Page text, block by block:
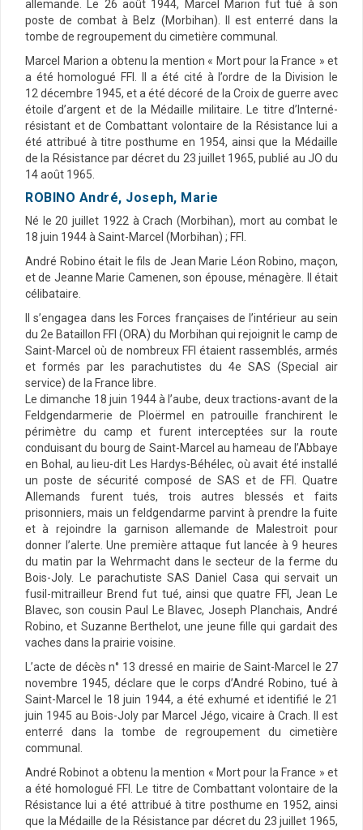
allemande. Le 26 août 1944, Marcel Marion fut tué à son
poste de combat à Belz (Morbihan). Il est enterré dans la
tombe de regroupement du cimetière communal.
Marcel Marion a obtenu la mention « Mort pour la France » et
a été homologué FFI. Il a été cité à l’ordre de la Division le
12 décembre 1945, et a été décoré de la Croix de guerre avec
étoile d’argent et de la Médaille militaire. Le titre d’Interné-
résistant et de Combattant volontaire de la Résistance lui a
été attribué à titre posthume en 1954, ainsi que la Médaille
de la Résistance par décret du 23 juillet 1965, publié au JO du
14 août 1965.
ROBINO André, Joseph, Marie
Né le 20 juillet 1922 à Crach (Morbihan), mort au combat le
18 juin 1944 à Saint-Marcel (Morbihan) ; FFI.
André Robino était le fils de Jean Marie Léon Robino, maçon,
et de Jeanne Marie Camenen, son épouse, ménagère. Il était
célibataire.
Il s’engagea dans les Forces françaises de l’intérieur au sein
du 2e Bataillon FFI (ORA) du Morbihan qui rejoignit le camp de
Saint-Marcel où de nombreux FFI étaient rassemblés, armés
et formés par les parachutistes du 4e SAS (Special air
service) de la France libre.
Le dimanche 18 juin 1944 à l’aube, deux tractions-avant de la
Feldgendarmerie de Ploërmel en patrouille franchirent le
périmètre du camp et furent interceptées sur la route
conduisant du bourg de Saint-Marcel au hameau de l’Abbaye
en Bohal, au lieu-dit Les Hardys-Béhélec, où avait été installé
un poste de sécurité composé de SAS et de FFI. Quatre
Allemands furent tués, trois autres blessés et faits
prisonniers, mais un feldgendarme parvint à prendre la fuite
et à rejoindre la garnison allemande de Malestroit pour
donner l’alerte. Une première attaque fut lancée à 9 heures
du matin par la Wehrmacht dans le secteur de la ferme du
Bois-Joly. Le parachutiste SAS Daniel Casa qui servait un
fusil-mitrailleur Brend fut tué, ainsi que quatre FFI, Jean Le
Blavec, son cousin Paul Le Blavec, Joseph Planchais, André
Robino, et Suzanne Berthelot, une jeune fille qui gardait des
vaches dans la prairie voisine.
L’acte de décès n° 13 dressé en mairie de Saint-Marcel le 27
novembre 1945, déclare que le corps d’André Robino, tué à
Saint-Marcel le 18 juin 1944, a été exhumé et identifié le 21
juin 1945 au Bois-Joly par Marcel Jégo, vicaire à Crach. Il est
enterré dans la tombe de regroupement du cimetière
communal.
André Robinot a obtenu la mention « Mort pour la France » et
a été homologué FFI. Le titre de Combattant volontaire de la
Résistance lui a été attribué à titre posthume en 1952, ainsi
que la Médaille de la Résistance par décret du 23 juillet 1965,